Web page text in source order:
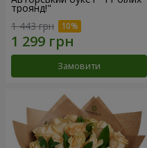
троянд!"
1 443 грн
Замовити